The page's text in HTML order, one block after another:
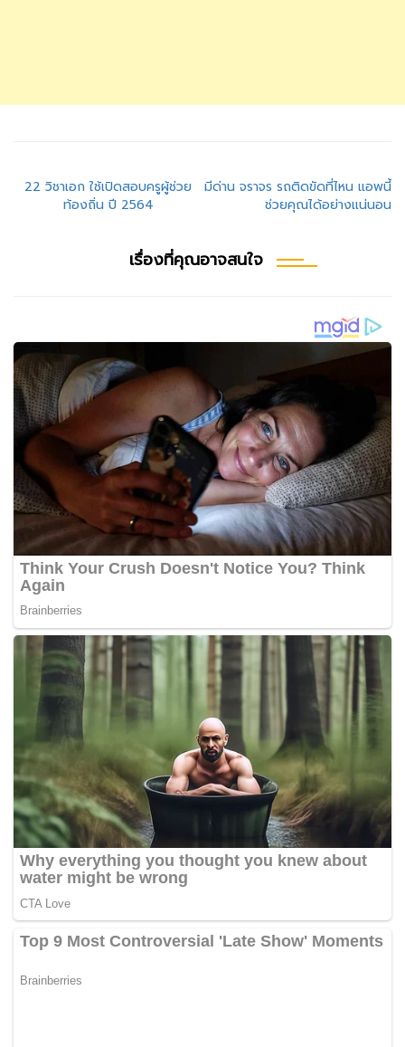
แนะแนว
เรื่อง
22 วิชาเอก ใช้เปิดสอบครูผู้ช่วย
ท้องถิ่น ปี 2564
มีด่าน จราจร รถติดขัดที่ไหน แอพนี้
ช่วยคุณได้อย่างแน่นอน
เรื่องที่คุณอาจสนใจ